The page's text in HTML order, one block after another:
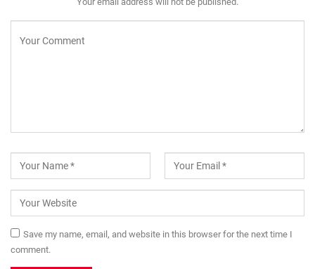
Save my name, email, and website in this browser for the next time I
comment.